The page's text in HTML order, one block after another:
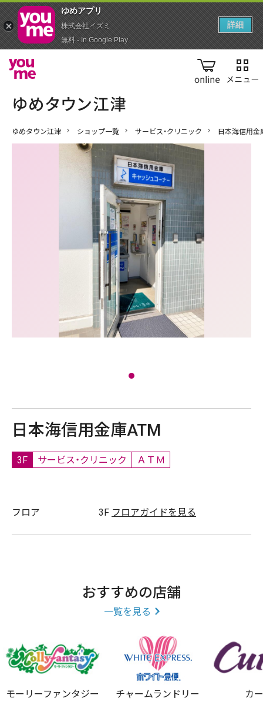
online
ゆめタウン江津 ショップ一覧 サービス・クリニック 日本海信用金
日本海信用金庫ATM
3F サービス・クリニック ＡＴＭ
フロア 3F フロアガイドを見る
おすすめの店舗
一覧を見る
モーリーファンタジー チャームランドリー カ
ゆめアプ‪リ‬
株式会社イズミ
無料 - In Google Play
詳細